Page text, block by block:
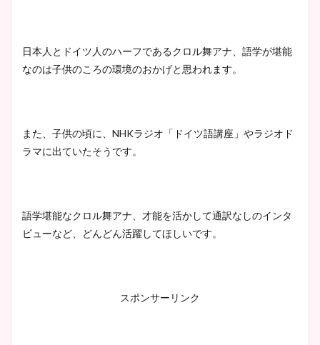
日本人とドイツ人のハーフであるクロル舞アナ、語学が堪能
なのは子供のころの環境のおかげと思われます。
また、子供の頃に、NHKラジオ「ドイツ語講座」やラジオド
ラマに出ていたそうです。
語学堪能なクロル舞アナ、才能を活かして通訳なしのインタ
ビューなど、どんどん活躍してほしいです。
スポンサーリンク